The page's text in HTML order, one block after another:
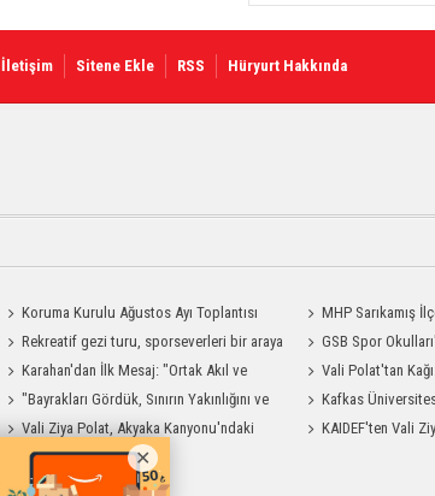
İletişim Sitene Ekle RSS Hüryurt Hakkında
Koruma Kurulu Ağustos Ayı Toplantısı
Yapıldı
MHP Sarıkamış
Katılımla
Rekreatif gezi turu, sporseverleri bir araya
getirdi
GSB Spor
Antrenmanları
Karahan'dan İlk Mesaj: "Ortak Akıl ve
Dayanışmayla Çalışacağız"
Vali Polat'tan
Eravcı'ya Ziyaret
"Bayrakları Gördük, Sınırın Yakınlığını ve
Uzaklığını Aynı Anda Hissettik"
Kafkas
Gurur
Vali Ziya Polat, Akyaka Kanyonu'ndaki
Rafting Heyecanına Katıldı
KAIDEF'ten Vali